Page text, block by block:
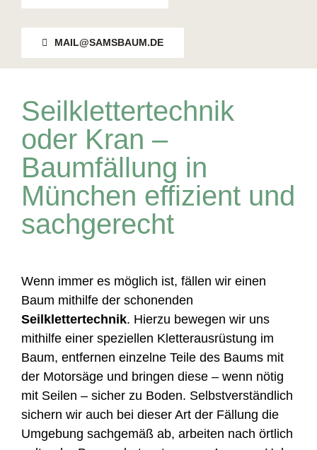
MAIL@SAMSBAUM.DE
Seilklettertechnik
oder Kran –
Baumfällung in
München effizient und
sachgerecht
Wenn immer es möglich ist, fällen wir einen
Baum mithilfe der schonenden
Seilklettertechnik. Hierzu bewegen wir uns
mithilfe einer speziellen Kletterausrüstung im
Baum, entfernen einzelne Teile des Baums mit
der Motorsäge und bringen diese – wenn nötig
mit Seilen – sicher zu Boden. Selbstverständlich
sichern wir auch bei dieser Art der Fällung die
Umgebung sachgemäß ab, arbeiten nach örtlich